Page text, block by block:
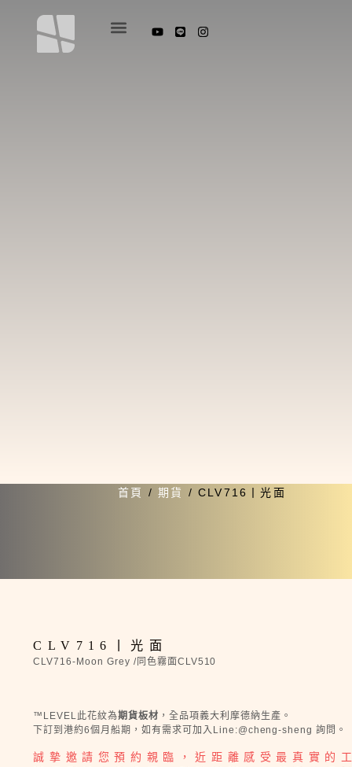
首頁 /期貨 / CLV716丨光面
CLV716丨光面
CLV716-Moon Grey /同色霧面CLV510
™LEVEL此花紋為期貨板材 ，全品項義大利摩德納生產。
下訂到港約6個月船期，如有需求可加入Line:@cheng-sheng 詢問。
誠摯邀請您預約親臨，近距離感受最真實的